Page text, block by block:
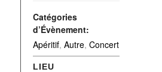
Catégories
d’Évènement:
Apéritif, Autre, Concert
LIEU